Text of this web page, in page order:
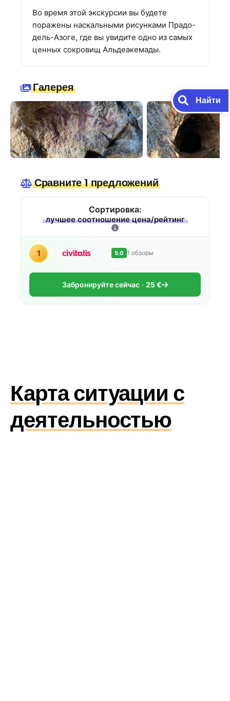
Во время этой экскурсии вы будете
поражены наскальными рисунками Прадо-
дель-Азоге, где вы увидите одно из самых
ценных сокровищ Альдеакемады.
Галерея
Сравните 1 предложений
Сортировка:
лучшее соотношение цена/рейтинг
1 5.0 1 обзоры
Забронируйте сейчас 25 €
Карта ситуации с
деятельностью
Найти